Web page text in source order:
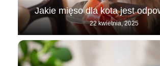
Jakie mięso dla kota jest
22 kwietnia, 2025